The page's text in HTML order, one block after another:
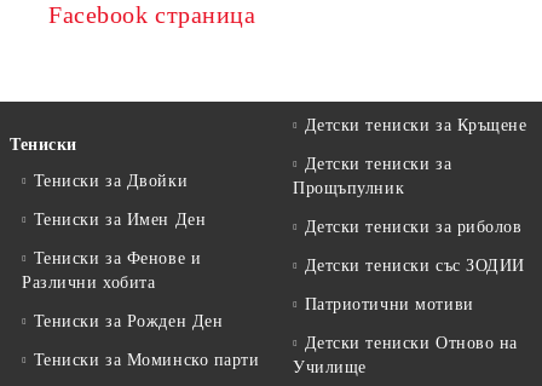
Facebook страница
Тениски
Тениски за Двойки
Тениски за Имен Ден
Тениски за Фенове и
Различни хобита
Тениски за Рожден Ден
Тениски за Mоминско парти
Детски тениски за Кръщене
Детски тениски за
Прощъпулник
Детски тениски за риболов
Детски тениски със ЗОДИИ
Патриотични мотиви
Детски тениски Отново на
Училище